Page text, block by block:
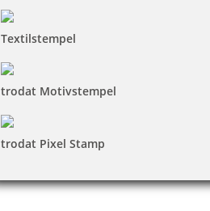
Textilstempel
trodat Motivstempel
trodat Pixel Stamp